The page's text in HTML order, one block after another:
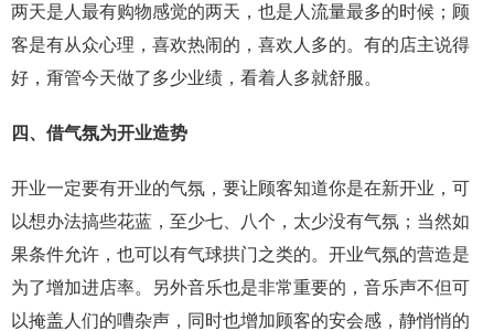
两天是人最有购物感觉的两天，也是人流量最多的时候；顾
客是有从众心理，喜欢热闹的，喜欢人多的。有的店主说得
好，甭管今天做了多少业绩，看着人多就舒服。
四、借气氛为开业造势
开业一定要有开业的气氛，要让顾客知道你是在新开业，可
以想办法搞些花蓝，至少七、八个，太少没有气氛；当然如
果条件允许，也可以有气球拱门之类的。开业气氛的营造是
为了增加进店率。另外音乐也是非常重要的，音乐声不但可
以掩盖人们的嘈杂声，同时也增加顾客的安会感，静悄悄的